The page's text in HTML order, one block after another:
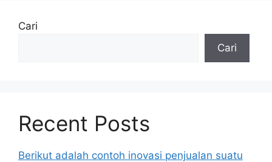
Cari
Cari
Recent Posts
Berikut adalah contoh inovasi penjualan suatu